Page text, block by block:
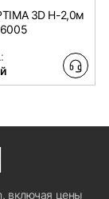
3D H-2,0м
включая цены